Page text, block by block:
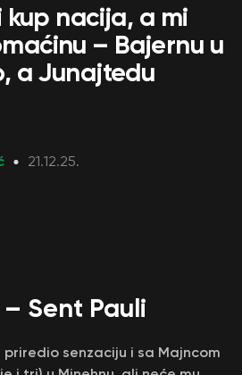
kup nacija, a mi
– Bajernu u
a Junajtedu
21.12.25.
Sent Pauli
priredio senzaciju i sa Majncom